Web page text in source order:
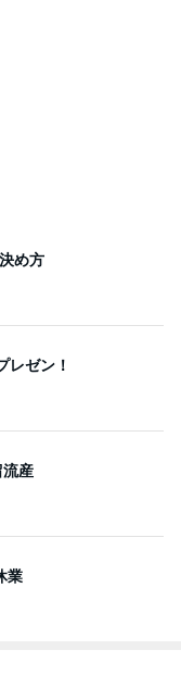
め方
レゼン！
流産
業